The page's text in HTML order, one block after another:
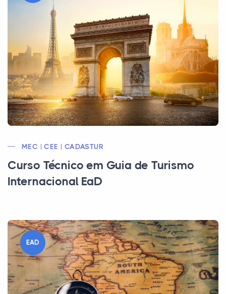
MEC | CEE | CADASTUR
Curso Técnico em Guia de Turismo
Internacional EaD
EAD